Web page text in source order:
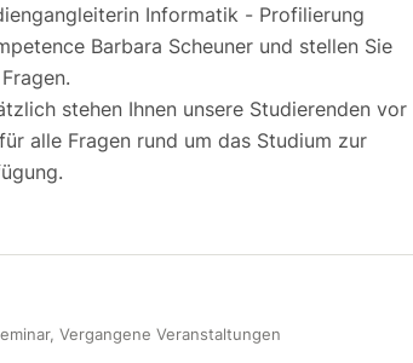
Informatik - Profilierung
Barbara Scheuner und stellen Sie
stehen Ihnen unsere Studierenden vor
alle Fragen rund um das Studium zur
Vergangene Veranstaltungen